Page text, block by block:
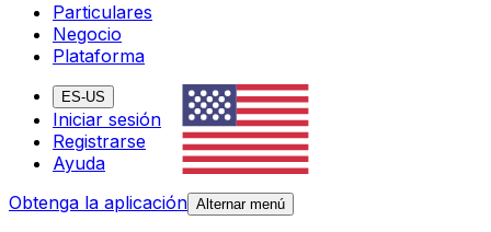
Particulares
Negocio
Plataforma
ES-US
Iniciar sesión
Registrarse
Ayuda
Obtenga la aplicación Alternar menú